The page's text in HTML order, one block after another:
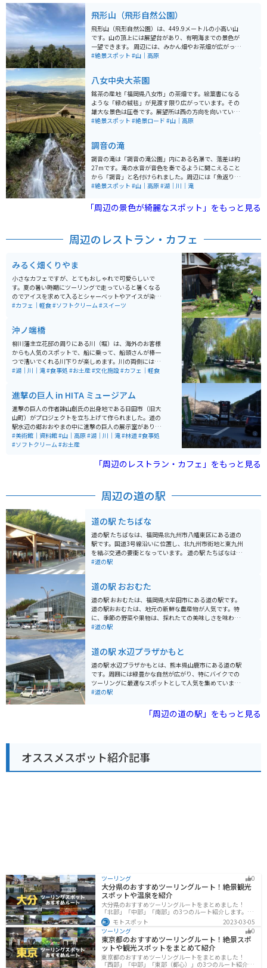
飛形山（飛形自然公園）
飛形山（飛形自然公園）は、449.9メートルの小高い山
です。山の頂上には展望台があり、有明海までの景色が
一望できます。 周辺には、みかん畑やお茶畑が広がって
おり、さらにその奥に八女市や久留米市の市街地が広が
われている場所なので、時折賑わいを見せています。 周
辺に飲食店がほとんどないので、飲み物や軽食を持参し
ていくのがおすすめです。のどかな景色を一望しながら
休憩することができます。
#絶景スポット #山｜高原
八女中央大茶園
銘茶の産地「福岡県八女市」の茶畑です。絵葉書になる
ような「緑の絨毯」が見渡す限り広がっています。その
雄大な景色は圧巻です。展望所は西の方向を向いている
ので、日が暮れていく様子が見える夕方がオススメで
#絶景スポット #絶景ロード #山｜高原
調音の滝
調音の滝は「調音の滝公園」内にある名瀑で、落差は約
27mです。滝の水音が音色を奏でるように聞こえること
から「調音」と名付けられました。周辺には「魚返りの
滝」や「斧淵の滝」もあり、総称して「巨瀬の三滝」と
の自然がとても綺麗で、滝の涼やかな水音には癒されま
す。夏の流水プールや地元特産品店などがあるこの公園
日田市観光の寄り道などで行くのもオススメです。
#絶景スポット #山｜高原#湖｜川｜滝
「周辺の景色が綺麗なスポット」をもっと見る
周辺のレストラン・カフェ
みるく畑くりやま
小さなカフェですが、とてもおしゃれで可愛らしいで
す。夏の暑い時期にツーリングで走っていると暑くなる
のでアイスを求めて入るとシャーベットやアイスが染み
渡ります。お店の雰囲気もいいので、ぜひ立ち寄ってみ
#カフェ｜軽食#ソフトクリーム#スイーツ
沖ノ端橋
柳川藩主立花邸の周りにある川（堀）は、海外のお客様
からも人気のスポットで、船に乗って、船頭さんが棒一
つで漕いでくれる川下りが楽しめます。川の両側には柳
の木がズラッと立ち並んでおり、風に揺れる柳と川下り
#湖｜川｜滝#食事処 #お土産#文化施設#カフェ｜軽食
進撃の巨人 in HITA ミュージアム
進撃の巨人の作者諫山創氏の出身地である日田市（旧大
山町）がプロジェクトを立ち上げて作られました。道の
駅水辺の郷おおやまの中に進撃の巨人の展示室があり、
無料で閲覧できます。地元の物産品、食事処もあります
が、作者が働いていた「想夫恋」という焼きそば屋があ
#美術館｜資料館#山｜高原#湖｜川｜滝#林道#食事処
#ソフトクリーム#お土産
「周辺のレストラン・カフェ」をもっと見る
周辺の道の駅
道の駅 たちばな
道の駅 たちばなは、福岡県北九州市八幡東区にある道の
駅です。国道3号線沿いに位置し、北九州市街地と東九州
を結ぶ交通の要衝となっています。 道の駅 たちばなは、
地元の農産物直売所が人気です。新鮮な野菜や果物が販
食材を使った料理を楽しむことができます。おすすめ
は、北九州市の郷土料理である「焼きうどん」です。 バ
イクに乗っている方は、道の駅 たちばなを拠点に、周辺
のツーリングを楽しむことができます。北九州市街地ま
では約30分、皿倉山までは約1時間、河内藤園までは約1
いるので、ツーリングの休憩場所としても最適です。
#道の駅
道の駅 おおむた
道の駅 おおむたは、福岡県大牟田市にある道の駅です。
道の駅おおむたは、地元の新鮮な農産物が人気です。特
に、季節の野菜や果物は、採れたての美味しさを味わえ
ると評判です。 また、大牟田市は、かつて三池炭鉱で栄
池炭鉱閉山資料館」があります。 バイクで訪れる場合、
道の駅おおむたには、広々とした駐車場が完備されてい
るので安心です。周辺には、有明海沿岸道路などの快適
なツーリングロードも走っており、ツーリングの休憩ス
ポットとしても最適です。 道の駅おおむたを訪れた際に
#道の駅
道の駅 水辺プラザかもと
道の駅 水辺プラザかもとは、熊本県山鹿市にある道の駅
です。周囲には緑豊かな自然が広がり、特にバイクでの
ツーリングに最適なスポットとして人気を集めていま
す。 水辺プラザかもと最大の魅力は、なんといっても目
流れは圧巻で、心地よい川のせせらぎに心身ともに癒さ
れます。また、春には川の両岸に約2kmにわたって植え
ンがあります。山鹿市は「山鹿灯籠」や「山鹿温泉」で
も知られており、周辺には観光スポットも充実していま
す。ツーリングの休憩がてら、水辺プラザかもとで自然
#道の駅
「周辺の道の駅」をもっと見る
オススメスポット紹介記事
ツーリング 0
大分県のおすすめツーリングルート！絶景観光
スポットや温泉を紹介
大分県のおすすめツーリングルートをまとめました！
「北部」「中部」「南部」の3つのルート紹介します。阿
蘇の雄大な自然を満喫できるスポットや温泉を満喫する
ツーリングができます。バイクで大分県にツーリングに
行く際は参考にしてください。
モトスポット
2023-03-05
ツーリング
0
東京都のおすすめツーリングルート！絶景スポ
ットや観光スポットをまとめて紹介
東京都のおすすめツーリングルートをまとめました！
「西部」「中部」「東部（都心）」の3つのルート紹介し